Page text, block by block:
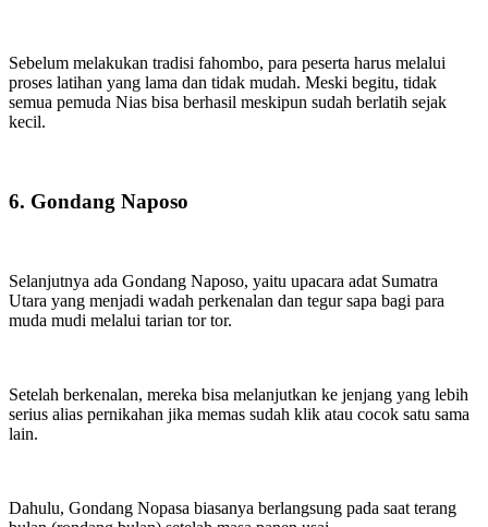
Sebelum melakukan tradisi fahombo, para peserta harus melalui
proses latihan yang lama dan tidak mudah. Meski begitu, tidak
semua pemuda Nias bisa berhasil meskipun sudah berlatih sejak
kecil.
6. Gondang Naposo
Selanjutnya ada Gondang Naposo, yaitu upacara adat Sumatra
Utara yang menjadi wadah perkenalan dan tegur sapa bagi para
muda mudi melalui tarian tor tor.
Setelah berkenalan, mereka bisa melanjutkan ke jenjang yang lebih
serius alias pernikahan jika memas sudah klik atau cocok satu sama
lain.
Dahulu, Gondang Nopasa biasanya berlangsung pada saat terang